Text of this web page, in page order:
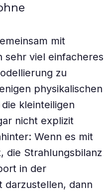
mit
sehr viel einfacheres
zu
physikalischen
kleinteiligen
nicht explizit
Wenn es mit
die Strahlungsbilanz
in der
darzustellen, dann